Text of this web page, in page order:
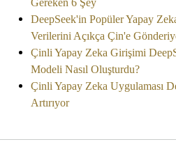
DeepSeek'in Popüler Yapay
Verilerini Açıkça Çin'e
Çinli Yapay Zeka Girişimi
Modeli Nasıl Oluşturdu?
Çinli Yapay Zeka Uygulaması
Artırıyor